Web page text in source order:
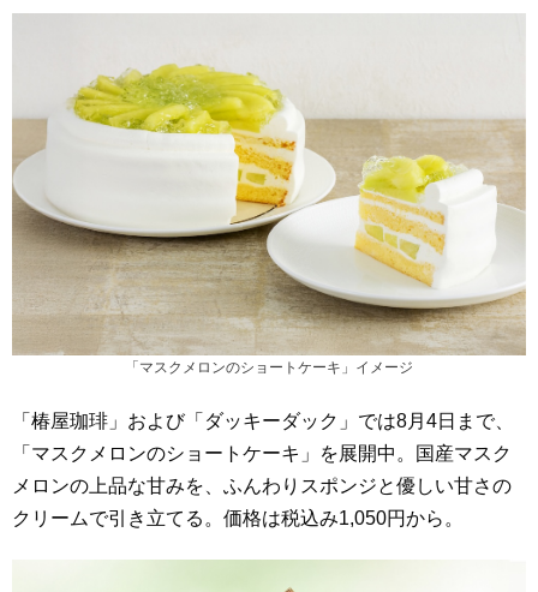
「マスクメロンのショートケーキ」イメージ
「椿屋珈琲」および「ダッキーダック」では8月4日まで、
「マスクメロンのショートケーキ」を展開中。国産マスク
メロンの上品な甘みを、ふんわりスポンジと優しい甘さの
クリームで引き立てる。価格は税込み1,050円から。